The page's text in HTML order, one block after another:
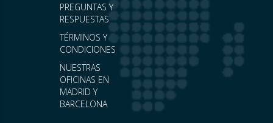
PREGUNTAS Y
RESPUESTAS
TÉRMINOS Y
CONDICIONES
NUESTRAS
OFICINAS EN
MADRID Y
BARCELONA